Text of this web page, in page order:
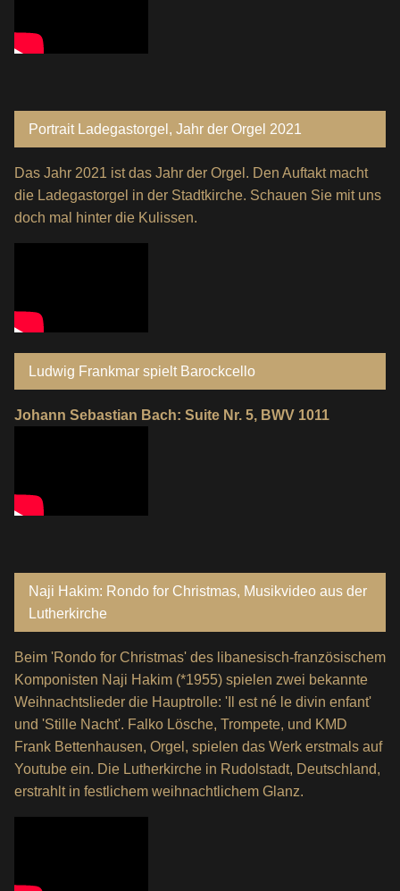
Portrait Ladegastorgel, Jahr der Orgel 2021
Das Jahr 2021 ist das Jahr der Orgel. Den Auftakt macht
die Ladegastorgel in der Stadtkirche. Schauen Sie mit uns
doch mal hinter die Kulissen.
Ludwig Frankmar spielt Barockcello
Johann Sebastian Bach: Suite Nr. 5, BWV 1011
Naji Hakim: Rondo for Christmas, Musikvideo aus der
Lutherkirche
Beim 'Rondo for Christmas' des libanesisch-französischem
Komponisten Naji Hakim (*1955) spielen zwei bekannte
Weihnachtslieder die Hauptrolle: 'Il est né le divin enfant'
und 'Stille Nacht'. Falko Lösche, Trompete, und KMD
Frank Bettenhausen, Orgel, spielen das Werk erstmals auf
Youtube ein. Die Lutherkirche in Rudolstadt, Deutschland,
erstrahlt in festlichem weihnachtlichem Glanz.